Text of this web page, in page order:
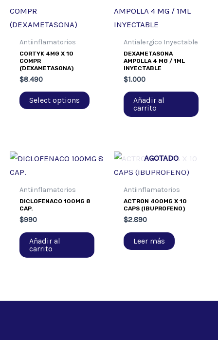
Antiinflamatorios
CORTYK 4MG X 10
COMPR
(DEXAMETASONA)
$8.490
Select options
Antialergico Inyectable
DEXAMETASONA
AMPOLLA 4 MG / 1ML
INYECTABLE
$1.000
Añadir al
carrito
Antiinflamatorios
DICLOFENACO 100MG 8
CAP.
$990
Añadir al
carrito
AGOTADO
Antiinflamatorios
ACTRON 400MG X 10
CAPS (IBUPROFENO)
$2.890
Leer más